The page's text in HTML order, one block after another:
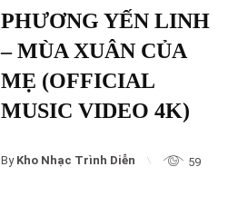
PHƯƠNG YẾN LINH
– MÙA XUÂN CỦA
MẸ (OFFICIAL
MUSIC VIDEO 4K)
By Kho Nhạc Trình Diễn 59